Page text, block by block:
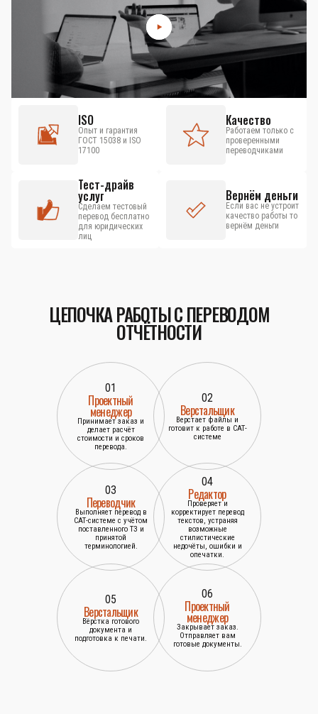
ISO
Опыт и гарантия
ГОСТ 15038 и ISO
17100
Качество
Работаем только с
проверенными
переводчиками
Тест-драйв
услуг
Сделаем тестовый
перевод бесплатно
для юридических
лиц
Вернём деньги
Если вас не устроит
качество работы то
вернём деньги
ЦЕПОЧКА РАБОТЫ С ПЕРЕВОДОМ
ОТЧЁТНОСТИ
01
Проектный
менеджер
Принимает заказ и
делает расчёт
стоимости и сроков
перевода.
02
Верстальщик
Верстает файлы и
готовит к работе в САТ-
системе
03
Переводчик
Выполняет перевод в
САТ-системе с учётом
поставленного ТЗ и
принятой
терминологией.
04
Редактор
Проверяет и
корректирует перевод
текстов, устраняя
возможные
стилистические
недочёты, ошибки и
опечатки.
05
Верстальщик
Вёрстка готового
документа и
подготовка к печати.
06
Проектный
менеджер
Закрывает заказ.
Отправляет вам
готовые документы.